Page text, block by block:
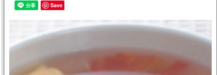
Save